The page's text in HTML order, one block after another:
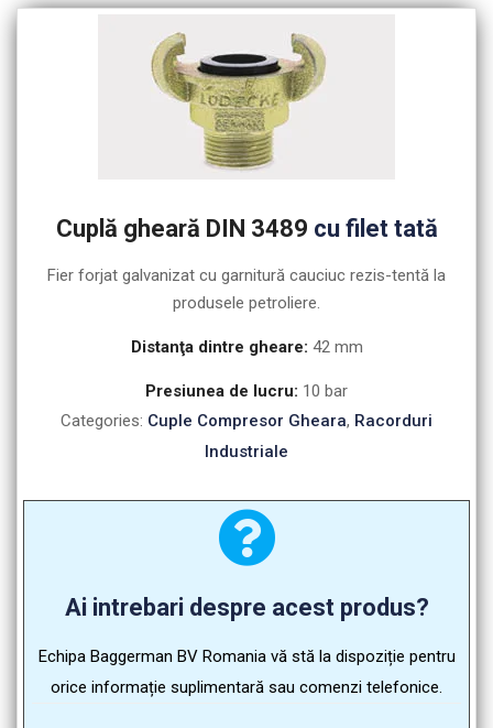
Cuplă gheară DIN 3489 cu filet tată
Fier forjat galvanizat cu garnitură cauciuc rezis-tentă la
produsele petroliere.
Distanţa dintre gheare: 42 mm
Presiunea de lucru: 10 bar
Categories: Cuple Compresor Gheara, Racorduri
Industriale
Ai intrebari despre acest produs?
Echipa Baggerman BV Romania vă stă la dispoziție pentru
orice informație suplimentară sau comenzi telefonice.